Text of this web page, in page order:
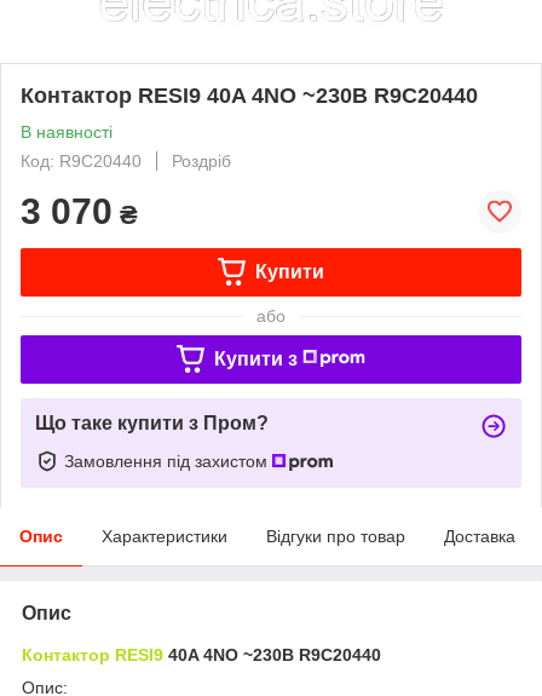
Контактор RESI9 40A 4NO ~230В R9C20440
В наявності
Код: R9C20440
Роздріб
3 070 ₴
Купити
або
Купити з
Що таке купити з Пром?
Замовлення під захистом
Опис Характеристики Відгуки про товар Доставка
Опис
Контактор RESI9 40A 4NO ~230В R9C20440
Опис: